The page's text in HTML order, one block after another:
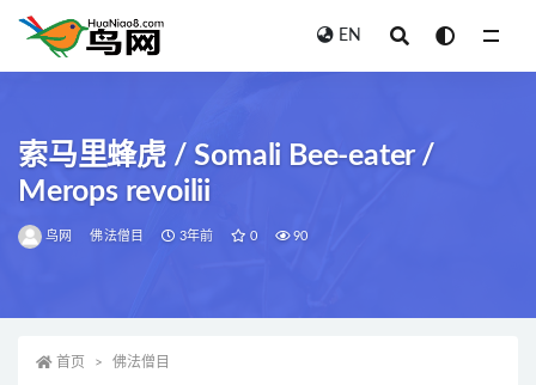
EN
索马里蜂虎 / Somali Bee-eater /
Merops revoilii
鸟网 佛法僧目 3年前 0 90
首页 佛法僧目